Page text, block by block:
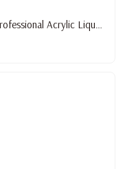
Рідкий полігель Starlet Professional Acrylic Liquid Gel MILKY, 15 мл